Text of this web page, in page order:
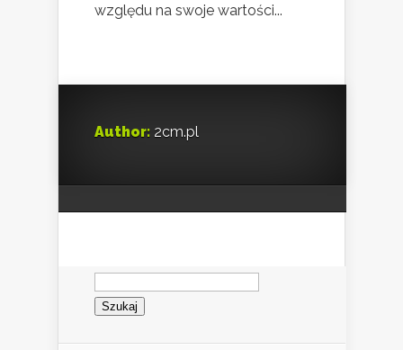
względu na swoje wartości...
Author: 2cm.pl
Szukaj: